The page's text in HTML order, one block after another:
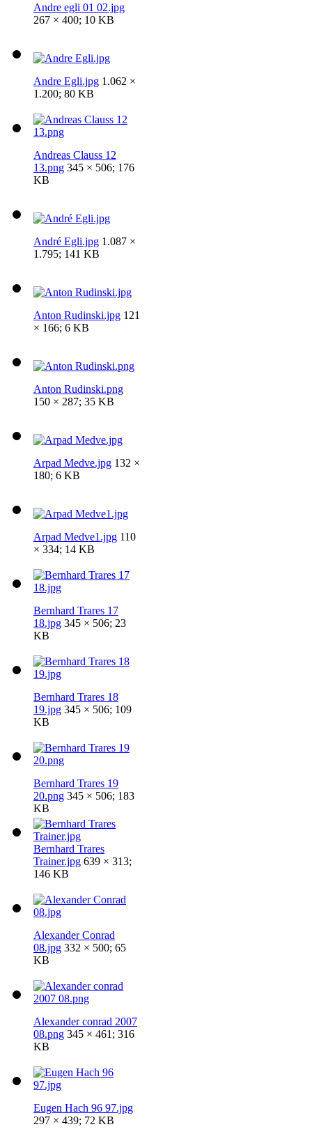
Andre egli 01 02.jpg
267 × 400; 10 KB
Andre Egli.jpg 1.062 ×
1.200; 80 KB
Andreas Clauss 12
13.png 345 × 506; 176
KB
André Egli.jpg 1.087 ×
1.795; 141 KB
Anton Rudinski.jpg 121
× 166; 6 KB
Anton Rudinski.png
150 × 287; 35 KB
Arpad Medve.jpg 132 ×
180; 6 KB
Arpad Medve1.jpg 110
× 334; 14 KB
Bernhard Trares 17
18.jpg 345 × 506; 23
KB
Bernhard Trares 18
19.jpg 345 × 506; 109
KB
Bernhard Trares 19
20.png 345 × 506; 183
KB
Bernhard Trares
Trainer.jpg 639 × 313;
146 KB
Alexander Conrad
08.jpg 332 × 500; 65
KB
Alexander conrad 2007
08.png 345 × 461; 316
KB
Eugen Hach 96 97.jpg
297 × 439; 72 KB